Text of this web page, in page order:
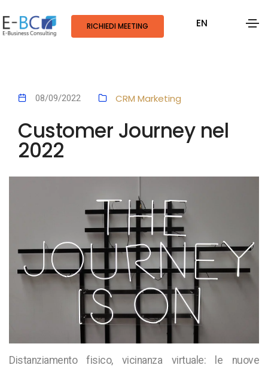
RICHIEDI MEETING EN
08/09/2022 CRM Marketing
Customer Journey nel
2022
Distanziamento fisico, vicinanza virtuale: le nuove